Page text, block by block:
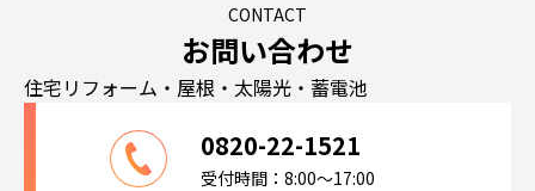
CONTACT
お問い合わせ
住宅リフォーム・屋根・太陽光・蓄電池
0820-22-1521
受付時間：8:00～17:00